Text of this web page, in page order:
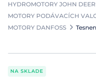
HYDROMOTORY JOHN
MOTORY PODÁVACÍCH
MOTORY DANFOSS
NA SKLADE